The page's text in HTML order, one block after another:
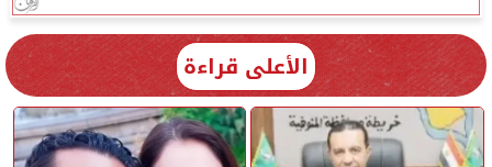
الأعلى قراءة